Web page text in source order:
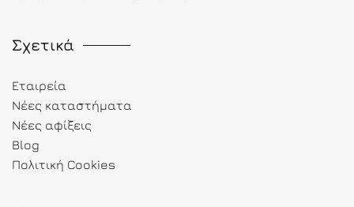
Σχετικά
Εταιρεία
Νέες καταστήματα
Νέες αφίξεις
Blog
Πολιτική Cookies